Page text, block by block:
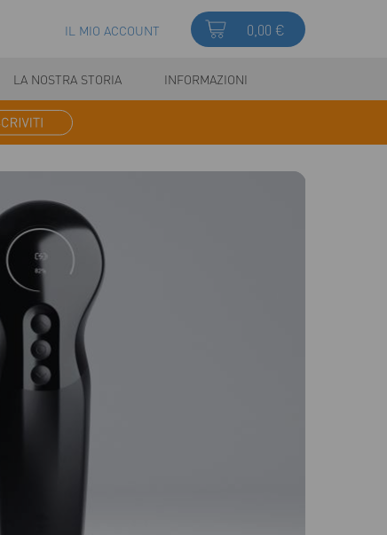
IL MIO ACCOUNT 0,00 €
LA NOSTRA STORIA INFORMAZIONI